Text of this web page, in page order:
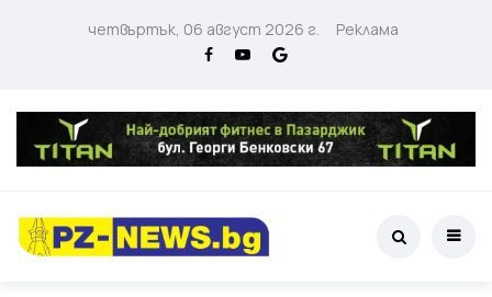
четвъртък, 06 август 2026 г. Реклама